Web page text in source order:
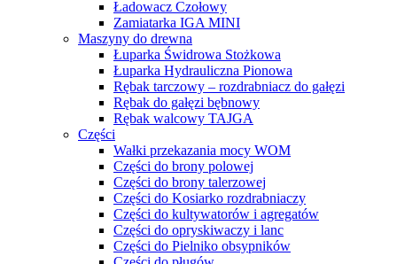
Ładowacz Czołowy
Zamiatarka IGA MINI
Maszyny do drewna
Łuparka Świdrowa Stożkowa
Łuparka Hydrauliczna Pionowa
Rębak tarczowy – rozdrabniacz do gałęzi
Rębak do gałęzi bębnowy
Rębak walcowy TAJGA
Części
Wałki przekazania mocy WOM
Części do brony polowej
Części do brony talerzowej
Części do Kosiarko rozdrabniaczy
Części do kultywatorów i agregatów
Części do opryskiwaczy i lanc
Części do Pielniko obsypników